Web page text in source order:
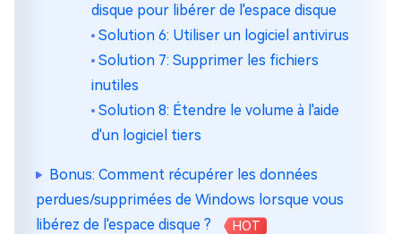
disque pour libérer de l'espace disque
Solution 6: Utiliser un logiciel antivirus
Solution 7: Supprimer les fichiers
inutiles
Solution 8: Étendre le volume à l'aide
d'un logiciel tiers
Bonus: Comment récupérer les données
perdues/supprimées de Windows lorsque vous
libérez de l'espace disque ?
HOT